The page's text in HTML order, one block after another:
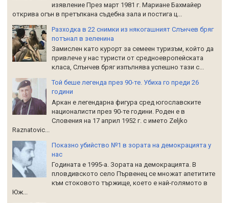
изявление През март 1981 г. Мариане Бахмайер
открива огън в претъпкана съдебна зала и постига ц...
Разходка в 22 снимки из някогашният Слънчев бряг
потънал в зеленина
Замислен като курорт за семеен туризъм, който да
привлече у нас туристи от средноевропейската
класа, Слънчев бряг изпълнява успешно тази с...
Той беше легенда през 90-те. Убиха го преди 26
години
Аркан е легендарна фигура сред югославските
националисти през 90-те години. Роден е в
Словения на 17 април 1952 г. с името Zeljko
Raznatoviс...
Показно убийство №1 в зората на демокрацията у
нас
Годината е 1995-а. Зората на демокрацията. В
пловдивското село Първенец се множат апетитите
към стоковото тържище, което е най-голямото в
Юж...